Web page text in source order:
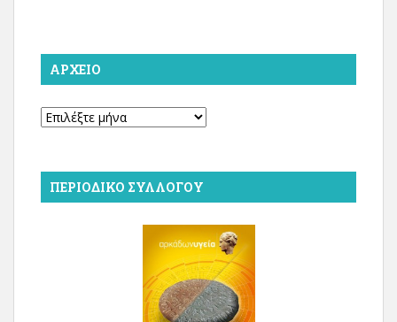
ΑΡΧΕΊΟ
Αρχείο
ΠΕΡΙΟΔΙΚΌ ΣΥΛΛΌΓΟΥ